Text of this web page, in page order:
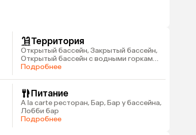
Территория
Открытый бассейн, Закрытый бассейн,
Открытый бассейн с водными горками,
Wi-fi (платно)
Подробнее
Питание
А la carte ресторан, Бар, Бар у бассейна,
Лобби бар
Подробнее